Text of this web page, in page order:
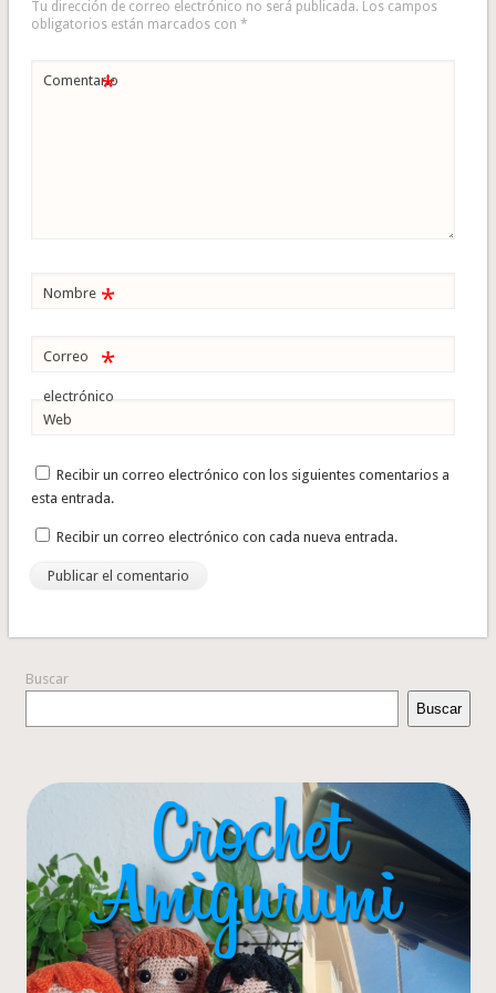
Tu dirección de correo electrónico no será publicada. Los campos
obligatorios están marcados con *
Comentario
*
Nombre *
Correo
electrónico
*
Web
Recibir un correo electrónico con los siguientes comentarios a
esta entrada.
Recibir un correo electrónico con cada nueva entrada.
Buscar
Buscar